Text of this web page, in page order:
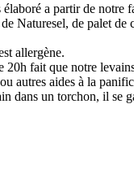
a partir de
Naturesel, de palet
allergène.
fait que notre
autres aides à la
dans un torchon, il se